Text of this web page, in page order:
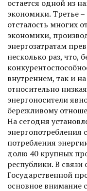
остается одной из
экономики. Третье –
отсталость многих
экономики,
энергозатратам
несколько раз, что,
внутреннем, так и
относительно
энергоносители
бережливому
На сегодня
потреб­ления
долю 40 крупных
республики. В
Государственной
основное внимание